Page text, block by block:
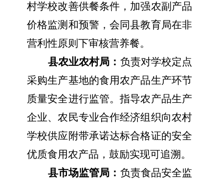
村学校改善供餐条件，加强农副产品
价格监测和预警，会同县教育局在非
营利性原则下审核营养餐。
县农业农村局： 负责对学校定点
采购生产基地的食用农产品生产环节
质量安全进行监管。指导农产品生产
企业、农民专业合作经济组织向农村
学校供应附带承诺达标合格证的安全
优质食用农产品，鼓励实现可追溯。
县市场监管局： 负责食品安全监